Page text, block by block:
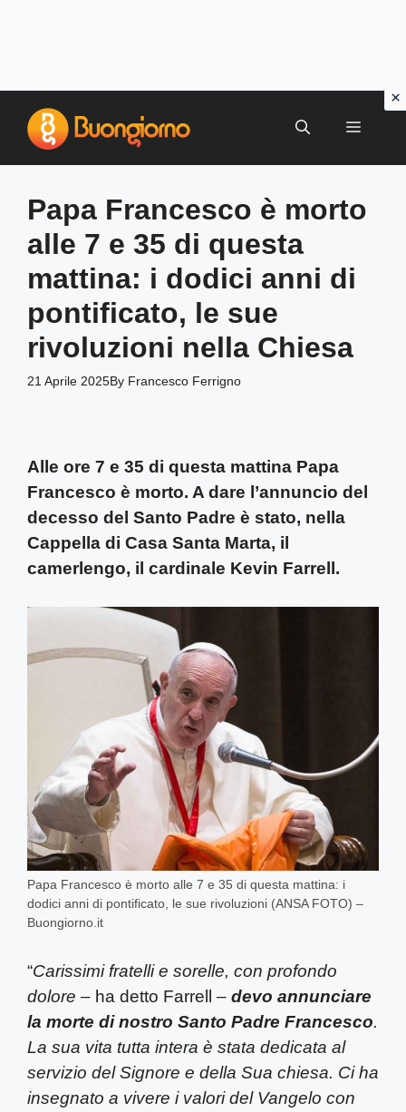
contenuto
MENU
Papa Francesco è morto
alle 7 e 35 di questa
mattina: i dodici anni di
pontificato, le sue
rivoluzioni nella Chiesa
21 Aprile 2025By Francesco Ferrigno
Alle ore 7 e 35 di questa mattina Papa
Francesco è morto. A dare l’annuncio del
decesso del Santo Padre è stato, nella
Cappella di Casa Santa Marta, il
camerlengo, il cardinale Kevin Farrell.
Papa Francesco è morto alle 7 e 35 di questa mattina: i
dodici anni di pontificato, le sue rivoluzioni (ANSA FOTO) –
Buongiorno.it
“Carissimi fratelli e sorelle, con profondo
dolore – ha detto Farrell – devo annunciare
la morte di nostro Santo Padre Francesco.
La sua vita tutta intera è stata dedicata al
servizio del Signore e della Sua chiesa. Ci ha
insegnato a vivere i valori del Vangelo con